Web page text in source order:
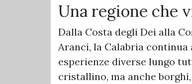
Una regione che
Dalla Costa degli Dei alla
Aranci, la Calabria
esperienze diverse lungo
cristallino, ma anche